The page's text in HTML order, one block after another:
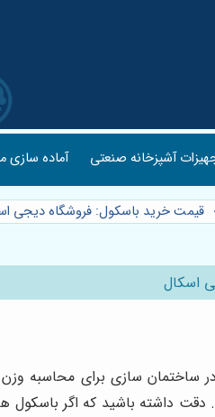
آشپزخانه صنعتی آماده سازی
قیمت خرید باسکول: فروشگاه دیجی
اسکال